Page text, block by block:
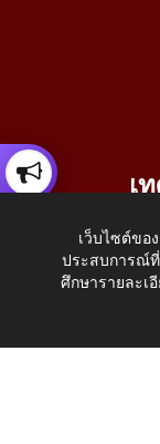
เ
อ
โทรศัพท์:
E-
เว็บไซต์ขอ
ประสบการณ์
ศึกษารายละเ